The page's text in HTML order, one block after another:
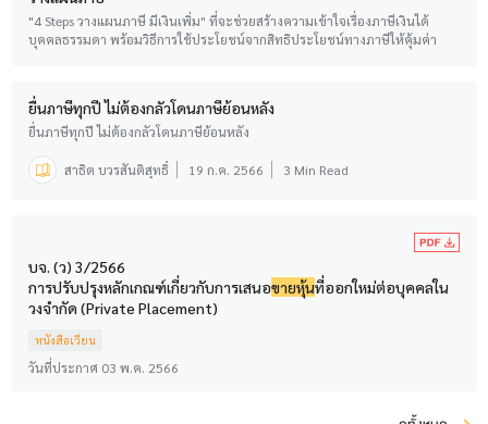
"4 Steps วางแผนภาษี มีเงินเพิ่ม" ที่จะช่วยสร้างความเข้าใจเรื่องภาษีเงินได้
บุคคลธรรมดา พร้อมวิธีการใช้ประโยชน์จากสิทธิประโยชน์ทางภาษีให้คุ้มค่า
ยื่นภาษีทุกปี ไม่ต้องกลัวโดนภาษีย้อนหลัง
ยื่นภาษีทุกปี ไม่ต้องกลัวโดนภาษีย้อนหลัง
สาธิต บวรสันติสุทธิ์ 19 ก.ค. 2566 3 Min Read
บจ. (ว) 3/2566
การปรับปรุงหลักเกณฑ์เกี่ยวกับการเสนอขายหุ้นที่ออกใหม่ต่อบุคคลใน
วงจํากัด (Private Placement)
หนังสือเวียน
วันที่ประกาศ 03 พ.ค. 2566